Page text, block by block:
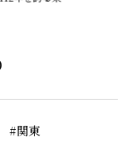
#関東